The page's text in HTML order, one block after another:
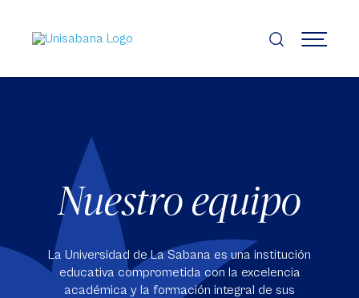
contenido
principal
MENÚ
Nuestro equipo
La Universidad de La Sabana es una institución
educativa comprometida con la excelencia
académica y la formación integral de sus